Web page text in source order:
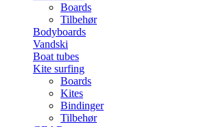
Boards
Tilbehør
Bodyboards
Vandski
Boat tubes
Kite surfing
Boards
Kites
Bindinger
Tilbehør